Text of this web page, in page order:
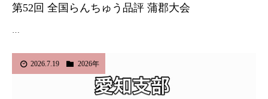
第52回 全国らんちゅう品評 蒲郡大会
…
2026.7.19 2026年